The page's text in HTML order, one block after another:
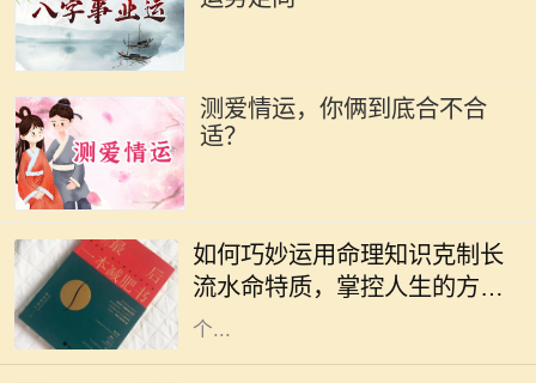
测爱情运，你俩到底合不合
适？
如何巧妙运用命理知识克制长
流水命特质，掌控人生的方向
与命运
种非常特殊的命格。它象征着无尽的
流动与变化，给人带来灵活多变的特
质。然而，长期处于这种命格之中，
个...
在中华文化中，命理学被视为理解人
生的一种重要工具，尤其是在选择伴